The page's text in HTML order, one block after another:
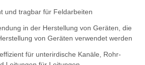
und tragbar für Feldarbeiten
in der Herstellung von Geräten, die
von Geräten verwendet werden
für unterirdische Kanäle, Rohr-